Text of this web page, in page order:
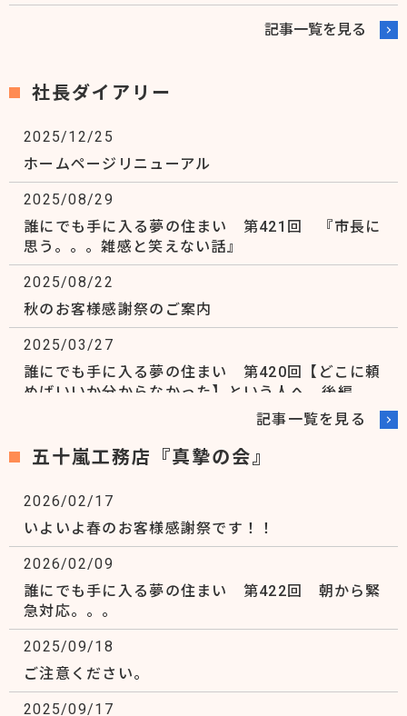
2026/01/10
2025/12/29
年末年始のお知らせ
2025/10/04
慰安旅行にいってきます。
Instagram始めました。
2025/09/17
弊社へ営業の問い合わせをされる方へ
記事一覧を見る
社長ダイアリー
2025/12/25
ホームページリニューアル
2025/08/29
誰にでも手に入る夢の住まい 第421回 『市長に
思う。。。雑感と笑えない話』
2025/08/22
秋のお客様感謝祭のご案内
2025/03/27
誰にでも手に入る夢の住まい 第420回【どこに頼
めばいいか分からなかった】という人へ 後編
誰にでも手に入る夢の住まい 第419回【どこに頼
2025/02/14
『春のお客様感謝祭』のお知らせ
2024/12/27
今年も有難うございました
ショールームGRAND OPENフェア（イベントのお
知らせ）
記事一覧を見る
五十嵐工務店『真摯の会』
2026/02/17
いよいよ春のお客様感謝祭です！！
2026/02/09
誰にでも手に入る夢の住まい 第422回 朝から緊
急対応。。。
2025/09/18
ご注意ください。
2025/09/17